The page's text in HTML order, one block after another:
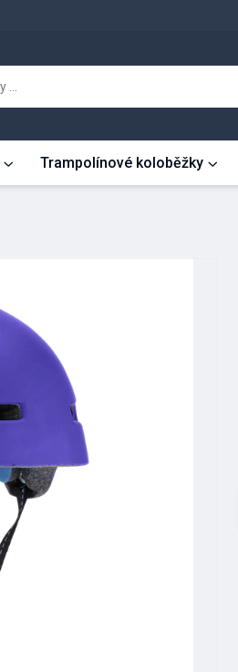
Trampolínové koloběžky